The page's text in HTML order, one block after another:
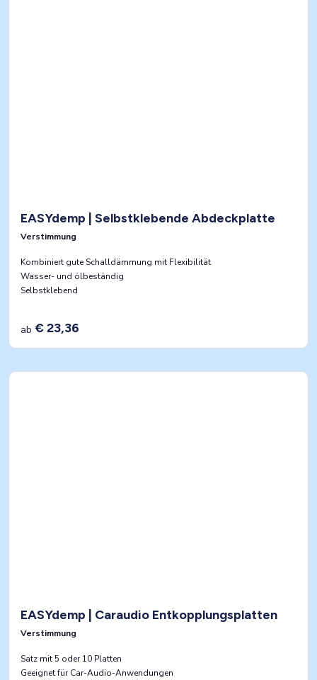
EASYdemp | Selbstklebende Abdeckplatte
Verstimmung
Kombiniert gute Schalldämmung mit Flexibilität
Wasser- und ölbeständig
Selbstklebend
ab € 23,36
EASYdemp | Caraudio Entkopplungsplatten
Verstimmung
Satz mit 5 oder 10 Platten
Geeignet für Car-Audio-Anwendungen